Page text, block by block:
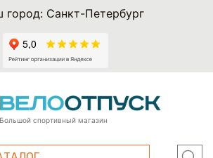
город: Санкт-Петербург
Большой спортивный магазин